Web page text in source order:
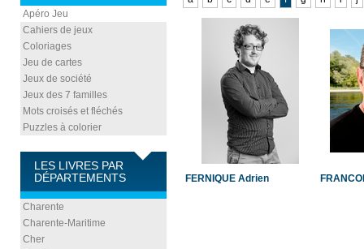
Apéro Jeu
Cahiers de jeux
Coloriages
Jeu de cartes
Jeux de société
Jeux des 7 familles
Mots croisés et fléchés
Puzzles à colorier
LES LIVRES PAR
DÉPARTEMENTS
Charente
Charente-Maritime
Cher
FERNIQUE Adrien